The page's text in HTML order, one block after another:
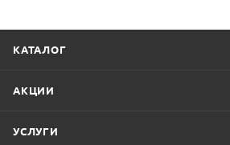
КАТАЛОГ
АКЦИИ
УСЛУГИ